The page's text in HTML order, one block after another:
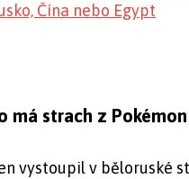
Čína nebo Egypt
má strach z Pokémon
vystoupil v běloruské